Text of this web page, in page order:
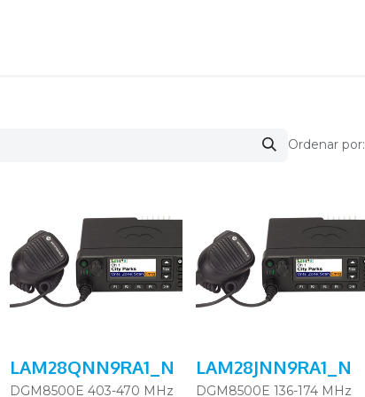
Ordenar por:
LAM28QNN9RA1_N
DGM8500E 403-470 MHz
LAM28JNN9RA1_N
DGM8500E 136-174 MHz